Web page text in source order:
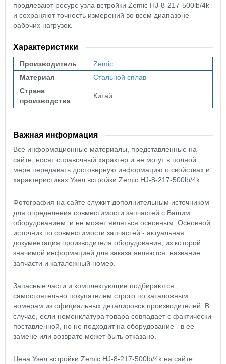
продлевают ресурс узла встройки Zemic HJ-8-217-500lb/4k
и сохраняют точность измерений во всем диапазоне
рабочих нагрузок.
Характеристики
Производитель
Zemic
Материал
Стальной сплав
Страна
производства
Китай
Важная информация
Все информационные материалы, представленные на
сайте, носят справочный характер и не могут в полной
мере передавать достоверную информацию о свойствах и
характеристиках Узел встройки Zemic HJ-8-217-500lb/4k.
Фотография на сайте служит дополнительным источником
для определения совместимости запчастей с Вашим
оборудованием, и не может являться основным. Основной
источник по совместимости запчастей - актуальная
документация производителя оборудования, из которой
значимой информацией для заказа являются: название
запчасти и каталожный номер.
Запасные части и комплектующие подбираются
самостоятельно покупателем строго по каталожным
номерам из официальных деталировок производителей. В
случае, если номенклатура товара совпадает с фактически
поставленной, но не подходит на оборудование - в ее
замене или возврате может быть отказано.
Цена Узел встройки Zemic HJ-8-217-500lb/4k на сайте